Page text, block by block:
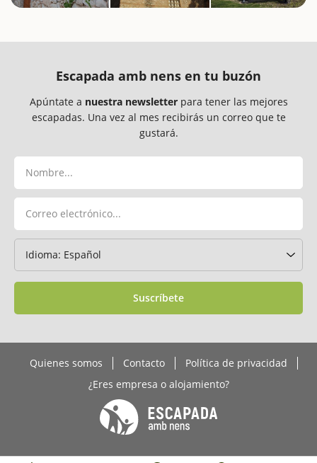
Escapada amb nens en tu buzón
Apúntate a nuestra newsletterpara tener las mejores
escapadas. Una vez al mes recibirás un correo que te
gustará.
Suscríbete
Quienes somos Contacto
Política de privacidad
¿Eres empresa o alojamiento?